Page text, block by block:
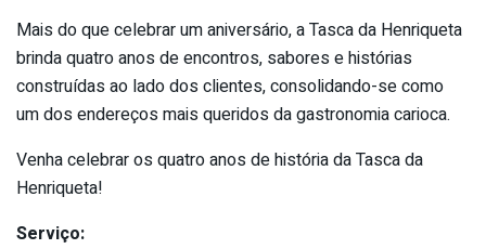
Mais do que celebrar um aniversário, a Tasca da Henriqueta
brinda quatro anos de encontros, sabores e histórias
construídas ao lado dos clientes, consolidando-se como
um dos endereços mais queridos da gastronomia carioca.
Venha celebrar os quatro anos de história da Tasca da
Henriqueta!
Serviço: